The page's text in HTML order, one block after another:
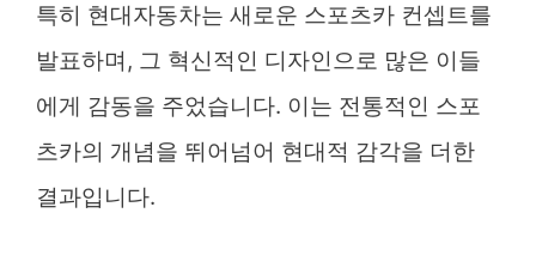
특히 현대자동차는 새로운 스포츠카 컨셉트를
발표하며, 그 혁신적인 디자인으로 많은 이들
에게 감동을 주었습니다. 이는 전통적인 스포
츠카의 개념을 뛰어넘어 현대적 감각을 더한
결과입니다.